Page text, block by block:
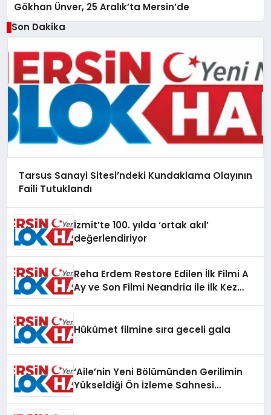
Gökhan Ünver, 25 Aralık’ta Mersin’de
Son Dakika
Tarsus Sanayi Sitesi’ndeki Kundaklama Olayının
Faili Tutuklandı
İzmit’te 100. yılda ‘ortak akıl’
değerlendiriyor
Reha Erdem Restore Edilen İlk Filmi A
Ay ve Son Filmi Neandria ile İlk Kez
Hükümet filmine sıra geceli gala
‘Aile’nin Yeni Bölümünden Gerilimin
Yükseldiği Ön İzleme Sahnesi